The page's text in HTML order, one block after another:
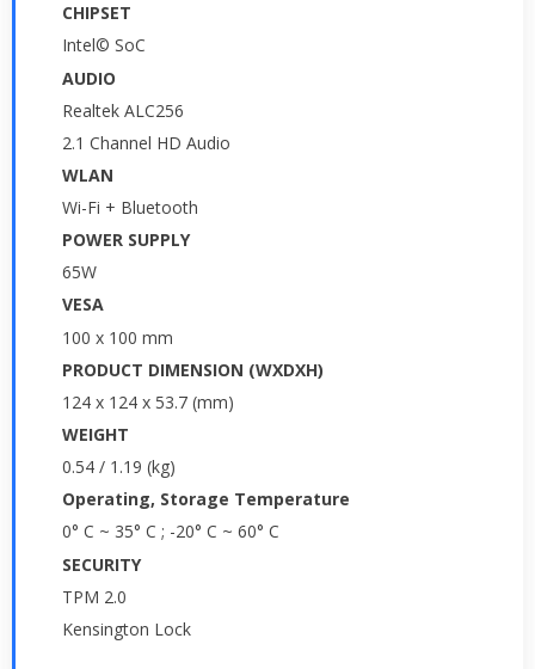
CHIPSET
Intel© SoC
AUDIO
Realtek ALC256
2.1 Channel HD Audio
WLAN
Wi-Fi + Bluetooth
POWER SUPPLY
65W
VESA
100 x 100 mm
PRODUCT DIMENSION (WXDXH)
124 x 124 x 53.7 (mm)
WEIGHT
0.54 / 1.19 (kg)
Operating, Storage Temperature
0° C ~ 35° C ; -20° C ~ 60° C
SECURITY
TPM 2.0
Kensington Lock